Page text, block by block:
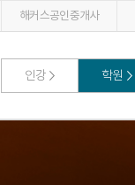
해커스공인중개사
인강 학원